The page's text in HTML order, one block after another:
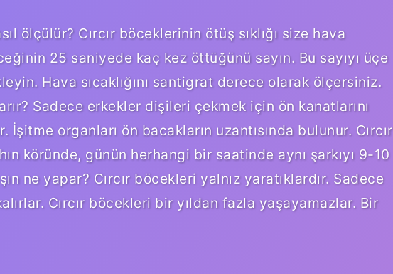
ölçülür? Cırcır böceklerinin ötüş sıklığı size hava
25 saniyede kaç kez öttüğünü sayın. Bu sayıyı üçe
Hava sıcaklığını santigrat derece olarak ölçersiniz.
Sadece erkekler dişileri çekmek için ön kanatlarını
organları ön bacakların uzantısında bulunur. Cırcır
köründe, günün herhangi bir saatinde aynı şarkıyı 9-10
ne yapar? Cırcır böcekleri yalnız yaratıklardır. Sadece
Cırcır böcekleri bir yıldan fazla yaşayamazlar. Bir